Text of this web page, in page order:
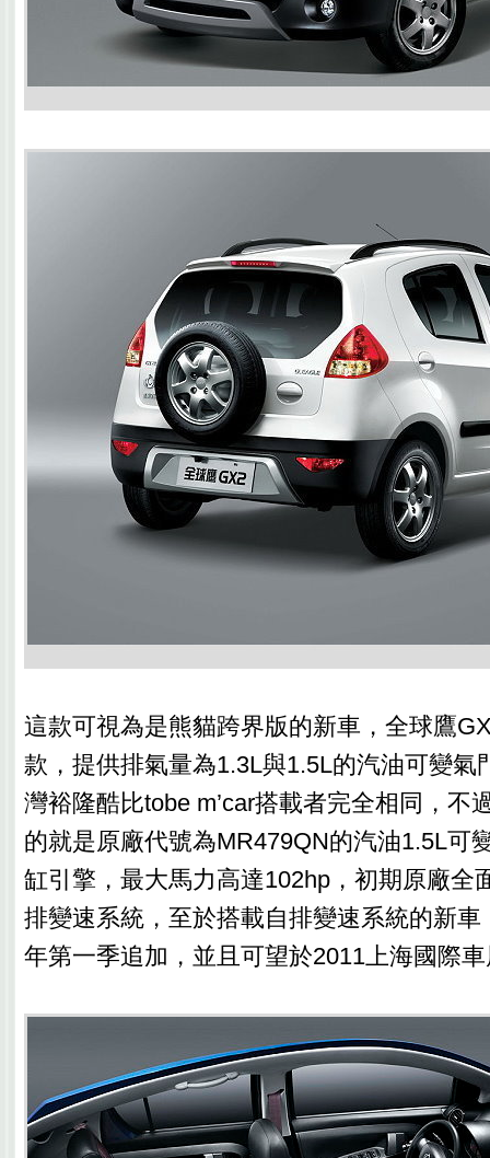
這款可視為是熊貓跨界版的新車，全球鷹
款，提供排氣量為1.3L與1.5L的汽油可變氣
灣裕隆酷比tobe m’car搭載者完全相同，不
的就是原廠代號為MR479QN的汽油1.5L可
缸引擎，最大馬力高達102hp，初期原廠全
排變速系統，至於搭載自排變速系統的新
年第一季追加，並且可望於2011上海國際